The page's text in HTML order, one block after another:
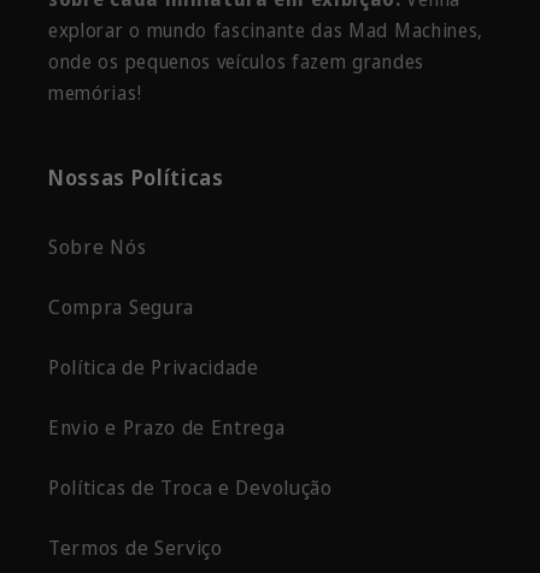
explorar o mundo fascinante das Mad Machines,
onde os pequenos veículos fazem grandes
memórias!
Nossas Políticas
Sobre Nós
Compra Segura
Política de Privacidade
Envio e Prazo de Entrega
Políticas de Troca e Devolução
Termos de Serviço